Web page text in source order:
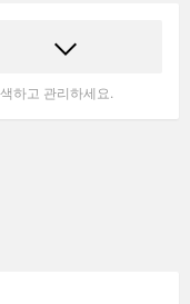
하고 관리하세요.